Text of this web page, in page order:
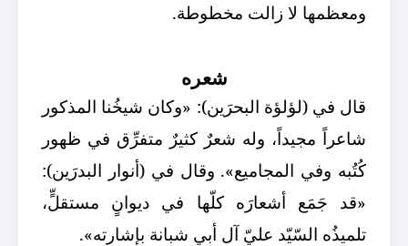
ومعظمها لا زالت مخطوطة.
شعره
قال في (لؤلؤة البحرَين): «وكان شيخُنا المذكور
شاعراً مجيداً، وله شعرٌ كثيرٌ متفرِّق في ظهور
كُتُبه وفي المجاميع». وقال في (أنوار البدرَين):
«قد جَمَع أشعارَه كلّها في ديوانٍ مستقلٍّ،
تلميذُه السّيّد عليّ آل أبي شبانة بإشارته».